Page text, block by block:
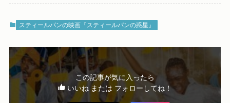
スティールパンの映画『スティールパンの惑星』
この記事が気に入ったら
いいね または フォローしてね！